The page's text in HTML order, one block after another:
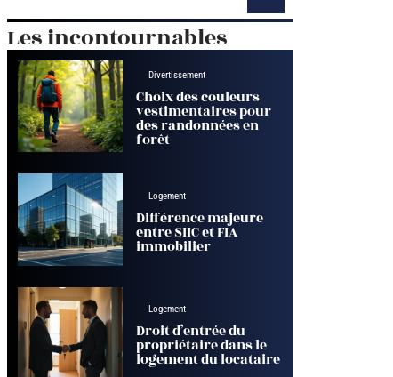
Les incontournables
Divertissement
Choix des couleurs
vestimentaires pour
des randonnées en
forêt
Logement
Différence majeure
entre SIIC et FIA
immobilier
Logement
Droit d’entrée du
propriétaire dans le
logement du locataire